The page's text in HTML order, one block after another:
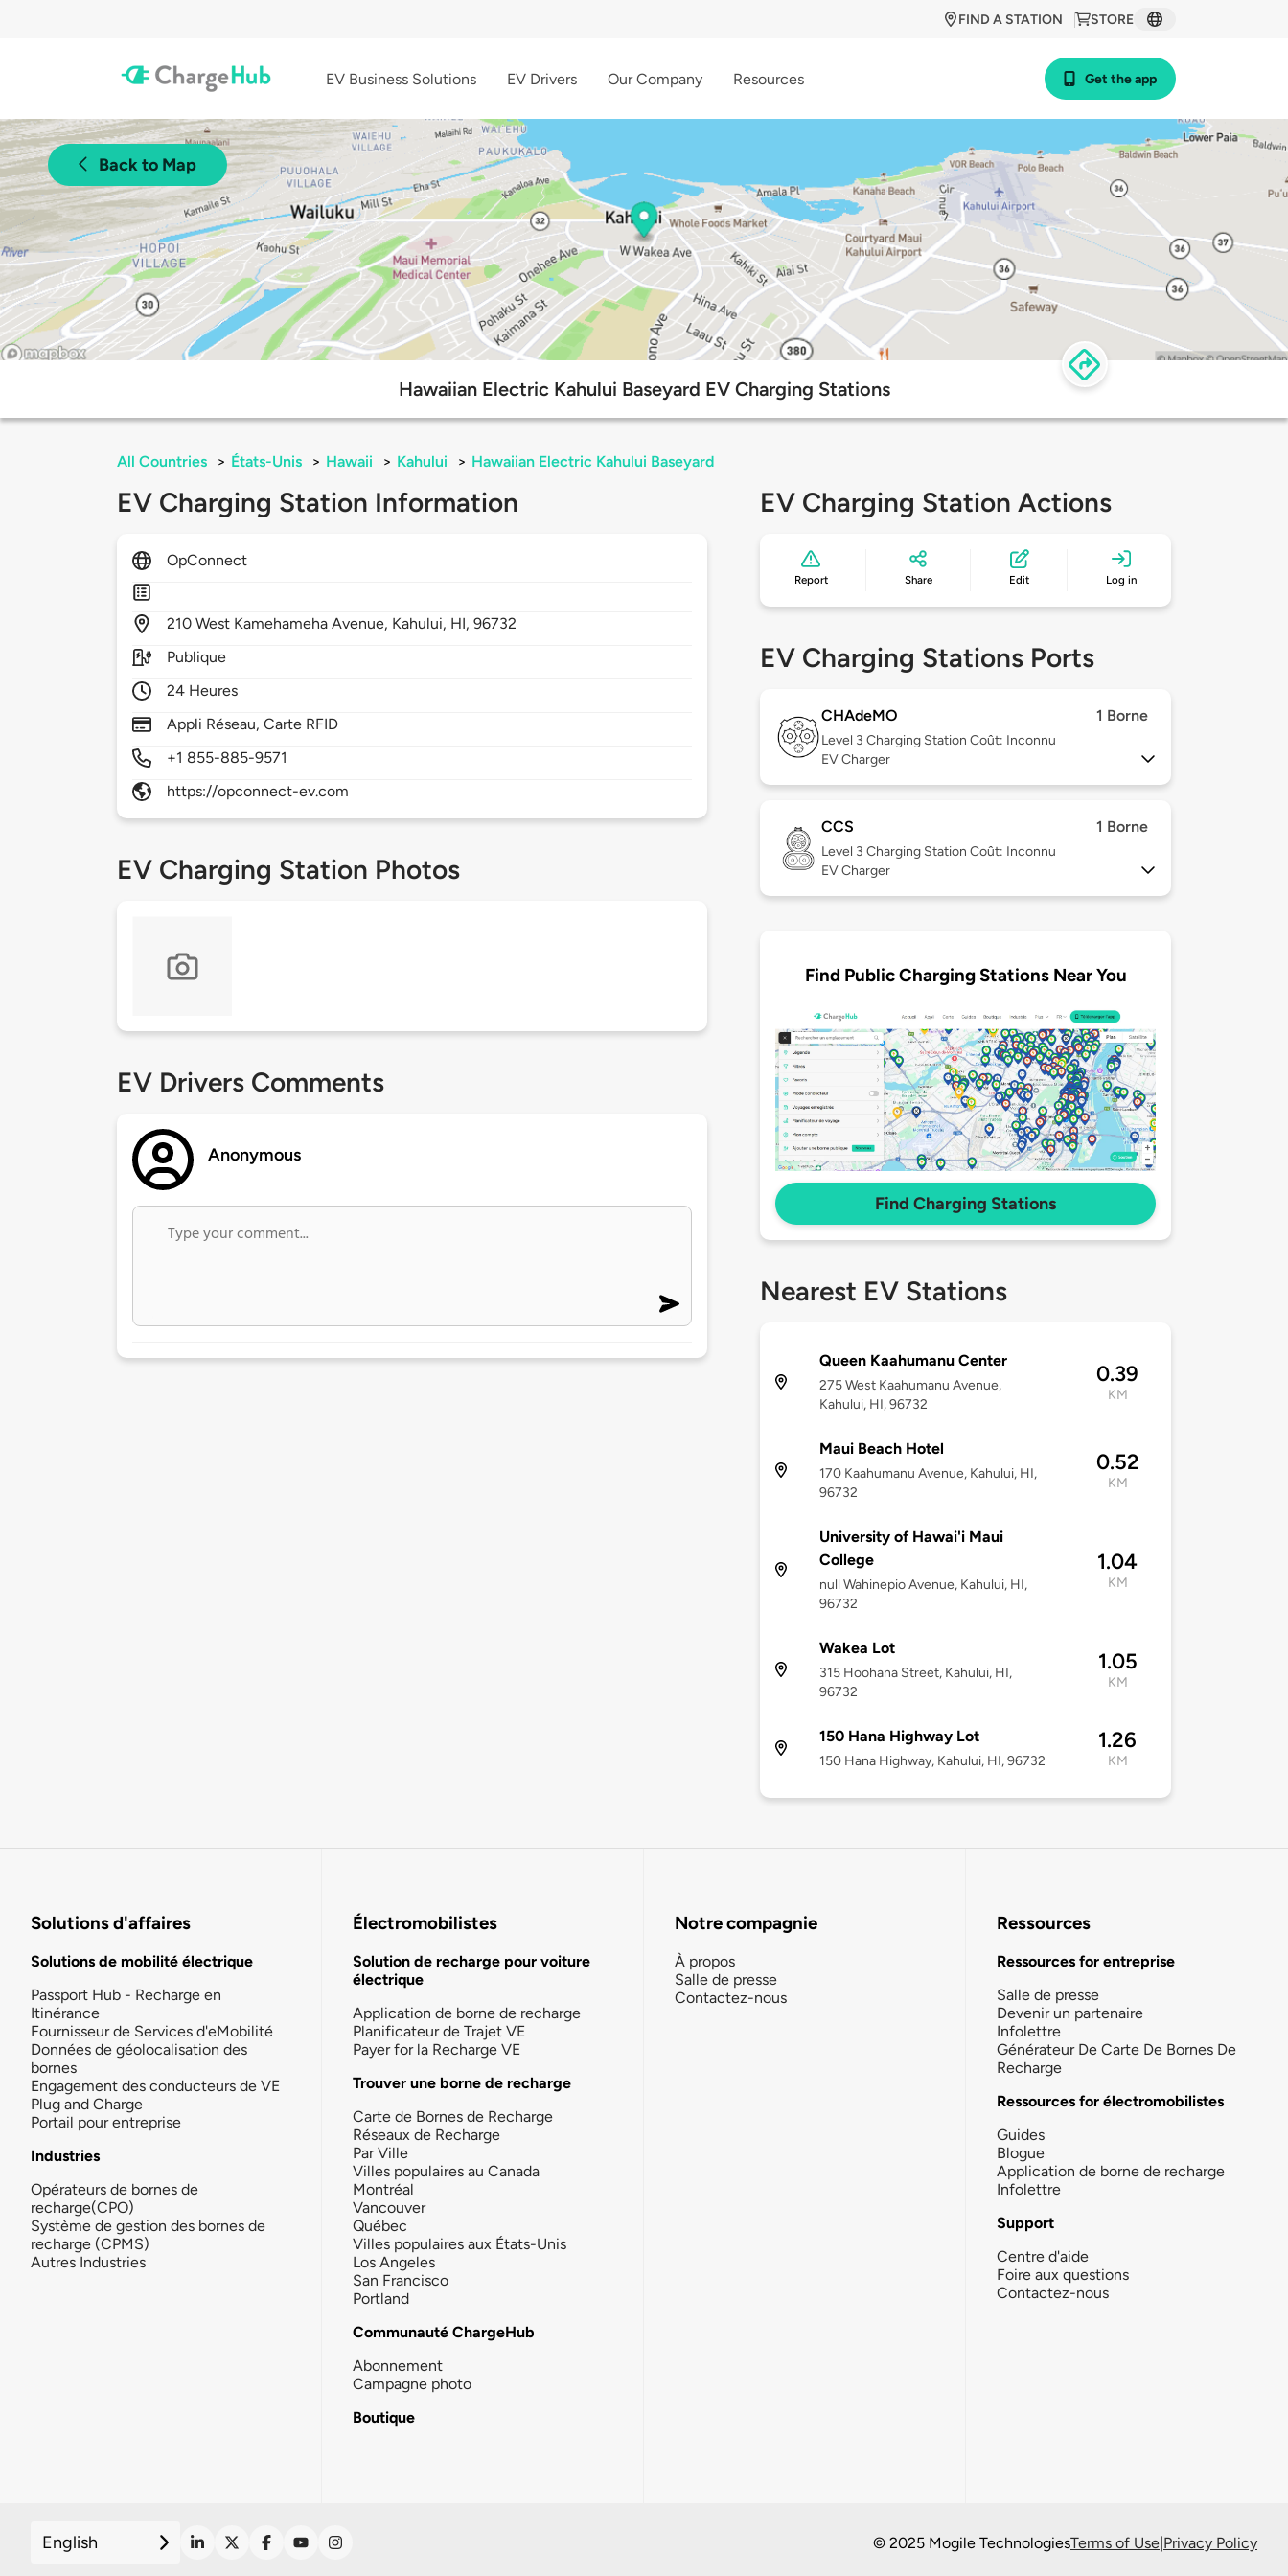
STORE
FIND A STATION
EV Business Solutions EV Drivers Our Company Resources Get the app
Back to Map
Hawaiian Electric Kahului Baseyard EV Charging Stations
All Countries > États-Unis > Hawaii > Kahului > Hawaiian Electric Kahului Baseyard
EV Charging Station Information
OpConnect
210West Kamehameha Avenue, Kahului, HI,96732
Publique
24 Heures
Appli Réseau, Carte RFID
+1 855-885-9571
https://opconnect-ev.com
EV Charging Station Photos
EV Drivers Comments
Anonymous
EV Charging Station Actions
Report Share Edit Log in
EV Charging Stations Ports
CHAdeMO 1 Borne
Level 3 Charging Station Coût: Inconnu
EV Charger
CCS 1 Borne
Level 3 Charging Station Coût: Inconnu
EV Charger
Find Public Charging Stations Near You
Find Charging Stations
Nearest EV Stations
Queen Kaahumanu Center
275 West Kaahumanu Avenue,
Kahului, HI, 96732
0.39
KM
Maui Beach Hotel
170 Kaahumanu Avenue, Kahului, HI,
96732
0.52
KM
University of Hawai'i Maui
College
null Wahinepio Avenue, Kahului, HI,
96732
1.04
KM
Wakea Lot
315 Hoohana Street, Kahului, HI,
96732
1.05
KM
150 Hana Highway Lot
150 Hana Highway, Kahului, HI, 96732
1.26
KM
Solutions d'affaires
Solutions de mobilité électrique
Passport Hub - Recharge en
Itinérance
Fournisseur de Services d'eMobilité
Données de géolocalisation des
bornes
Engagement des conducteurs de VE
Plug and Charge
Portail pour entreprise
Industries
Opérateurs de bornes de
recharge(CPO)
Système de gestion des bornes de
recharge (CPMS)
Autres Industries
Électromobilistes
Solution de recharge pour voiture
électrique
Application de borne de recharge
Planificateur de Trajet VE
Payer for la Recharge VE
Trouver une borne de recharge
Carte de Bornes de Recharge
Réseaux de Recharge
Par Ville
Villes populaires au Canada
Montréal
Vancouver
Québec
Villes populaires aux États-Unis
Los Angeles
San Francisco
Portland
Communauté ChargeHub
Abonnement
Campagne photo
Boutique
Notre compagnie
À propos
Salle de presse
Contactez-nous
Ressources
Ressources for entreprise
Salle de presse
Devenir un partenaire
Infolettre
Générateur De Carte De Bornes De
Recharge
Ressources for électromobilistes
Guides
Blogue
Application de borne de recharge
Infolettre
Support
Centre d'aide
Foire aux questions
Contactez-nous
English © 2025 Mogile TechnologiesTerms of Use|Privacy Policy